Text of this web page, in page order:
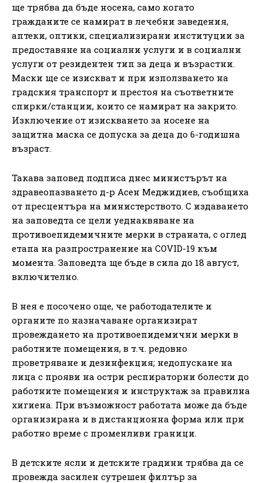
ще трябва да бъде носена, само когато
гражданите се намират в лечебни заведения,
аптеки, оптики, специализирани институции за
предоставяне на социални услуги и в социални
услуги от резидентен тип за деца и възрастни.
Маски ще се изискват и при използването на
градския транспорт и престоя на съответните
спирки/станции, които се намират на закрито.
Изключение от изискването за носене на
защитна маска се допуска за деца до 6-годишна
възраст.
Такава заповед подписа днес министърът на
здравеопазването д-р Асен Меджидиев, съобщиха
от пресцентъра на министерството. С издаването
на заповедта се цели уеднаквяване на
противоепидемичните мерки в страната, с оглед
етапа на разпространение на COVID-19 към
момента. Заповедта ще бъде в сила до 18 август,
включително.
В нея е посочено още, че работодателите и
органите по назначаване организират
провеждането на противоепидемични мерки в
работните помещения, в т.ч. редовно
проветряване и дезинфекция; недопускане на
лица с прояви на остри респираторни болести до
работните помещения и инструктаж за правилна
хигиена. При възможност работата може да бъде
организирана и в дистанционна форма или при
работно време с променливи граници.
В детските ясли и детските градини трябва да се
провежда засилен сутрешен филтър за